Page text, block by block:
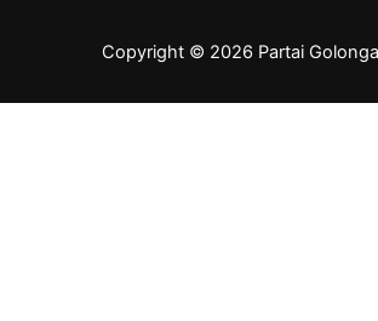
Copyright © 2026 Partai